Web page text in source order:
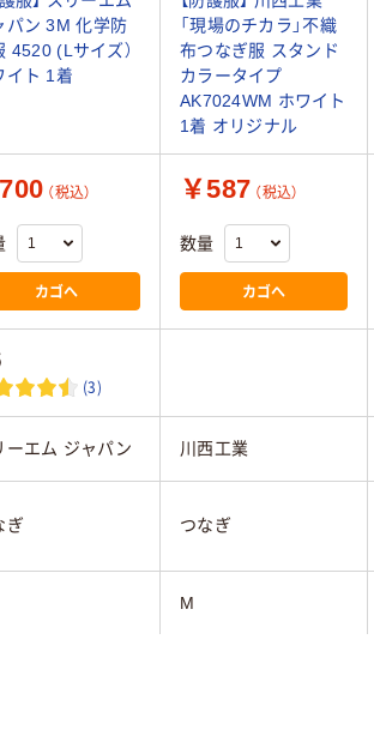
パン 3M 化学防
4520 (Lサイズ）
イト 1着
「現場のチカラ」不織
布つなぎ服 スタンド
カラータイプ
AK7024WM ホワイト
1着 オリジナル
（税込）
カゴへ
￥587 （税込）
数量
カゴへ
(3)
ーエム ジャパン 川西工業
ぎ つなぎ
M